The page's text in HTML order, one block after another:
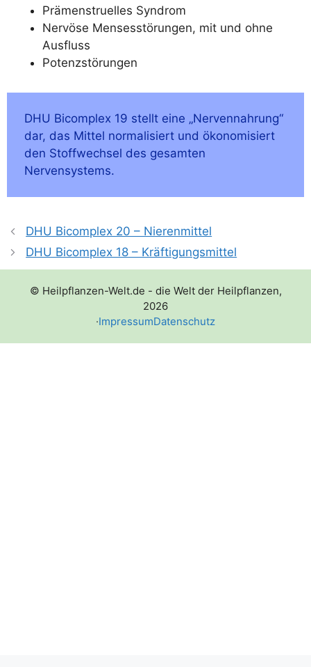
Prä­men­struel­les Syndrom
Ner­vö­se Menses­stö­run­gen, mit und ohne
Ausfluss
Potenz­stö­run­gen
DHU Bicom­plex 19 stellt eine „Ner­ven­nah­rung“
dar, das Mit­tel nor­ma­li­siert und öko­no­mi­siert
den Stoff­wech­sel des gesam­ten
Nervensystems.
DHU Bicomplex 20 – Nierenmittel
DHU Bicomplex 18 – Kräftigungsmittel
© Heilpflanzen-Welt.de - die Welt der Heilpflanzen,
2026
·ImpressumDatenschutz